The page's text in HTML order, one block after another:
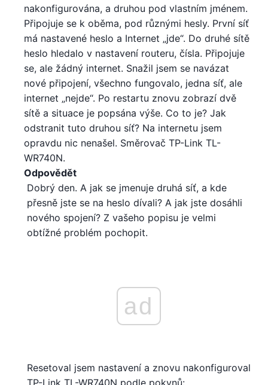
nakonfigurována, a druhou pod vlastním jménem.
Připojuje se k oběma, pod různými hesly. První síť
má nastavené heslo a Internet „jde“. Do druhé sítě
heslo hledalo v nastavení routeru, čísla. Připojuje
se, ale žádný internet. Snažil jsem se navázat
nové připojení, všechno fungovalo, jedna síť, ale
internet „nejde“. Po restartu znovu zobrazí dvě
sítě a situace je popsána výše. Co to je? Jak
odstranit tuto druhou síť? Na internetu jsem
opravdu nic nenašel. Směrovač TP-Link TL-
WR740N.
Odpovědět
Dobrý den. A jak se jmenuje druhá síť, a kde
přesně jste se na heslo dívali? A jak jste dosáhli
nového spojení? Z vašeho popisu je velmi
obtížné problém pochopit.
ad
Resetoval jsem nastavení a znovu nakonfiguroval
TP-Link TL-WR740N podle pokynů: